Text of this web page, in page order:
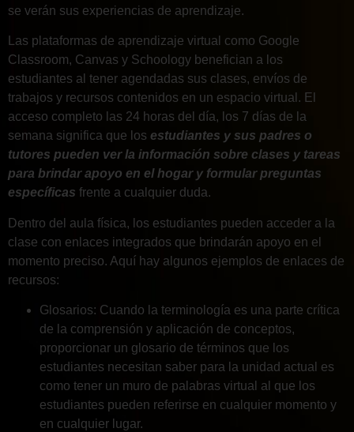
se verán sus experiencias de aprendizaje.
Las plataformas de aprendizaje virtual como Google
Classroom, Canvas y Schoology benefician a los
estudiantes al tener agendadas sus clases, envíos de
trabajos y recursos contenidos en un espacio virtual. El
acceso completo las 24 horas del día, los 7 días de la
semana significa que los estudiantes y sus padres o
tutores pueden ver la información sobre clases y tareas
para brindar apoyo en el hogar y formular preguntas
específicas frente a cualquier duda.
Dentro del aula física, los estudiantes pueden acceder a la
clase con enlaces integrados que brindarán apoyo en el
momento preciso. Aquí hay algunos ejemplos de enlaces de
recursos:
Glosarios: Cuando la terminología es una parte crítica
de la comprensión y aplicación de conceptos,
proporcionar un glosario de términos que los
estudiantes necesitan saber para la unidad actual es
como tener un muro de palabras virtual al que los
estudiantes pueden referirse en cualquier momento y
en cualquier lugar.